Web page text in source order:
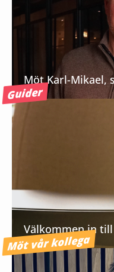
Möt Karl-Mikael,
Guider
Välkommen in till
Möt vår kollega